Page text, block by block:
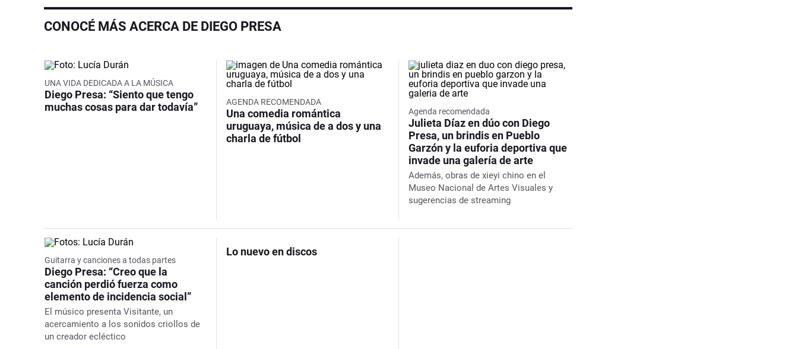
CONOCÉ MÁS ACERCA DE DIEGO PRESA
UNA VIDA DEDICADA A LA MÚSICA
Diego Presa: “Siento que tengo
muchas cosas para dar todavía”
AGENDA RECOMENDADA
Una comedia romántica
uruguaya, música de a dos y una
charla de fútbol
Agenda recomendada
Julieta Díaz en dúo con Diego
Presa, un brindis en Pueblo
Garzón y la euforia deportiva que
invade una galería de arte
Además, obras de xieyi chino en el
Museo Nacional de Artes Visuales y
sugerencias de streaming
Guitarra y canciones a todas partes
Diego Presa: “Creo que la
canción perdió fuerza como
elemento de incidencia social”
El músico presenta Visitante, un
acercamiento a los sonidos criollos de
un creador ecléctico
Lo nuevo en discos